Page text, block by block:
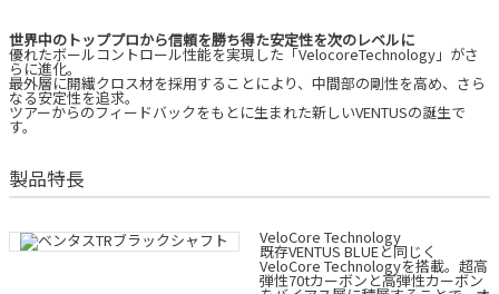
世界中のトッププロから信頼を勝ち得た安定性を次のレベルに
優れたボールコントロール性能を実現した「VelocoreTechnology」がさ
らに進化。
最外層に開繊クロス材を採用することにより、中間部の剛性を高め、さら
なる安定性を追求。
ツアーからのフィードバックをもとに生まれた新しいVENTUSの誕生で
す。
製品特長
VeloCore Technology
既存VENTUS BLUEと同じく
VeloCore Technologyを搭載。超高
弾性70tカーボンと高弾性カーボン